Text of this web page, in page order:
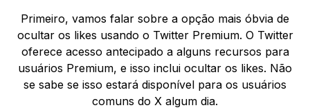
Primeiro, vamos falar sobre a opção mais óbvia de
ocultar os likes usando o Twitter Premium. O Twitter
oferece acesso antecipado a alguns recursos para
usuários Premium, e isso inclui ocultar os likes. Não
se sabe se isso estará disponível para os usuários
comuns do X algum dia.